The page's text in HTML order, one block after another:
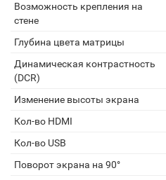
Возможность крепления на
стене
Глубина цвета матрицы
Динамическая контрастность
(DCR)
Изменение высоты экрана
Кол-во HDMI
Кол-во USB
Поворот экрана на 90°